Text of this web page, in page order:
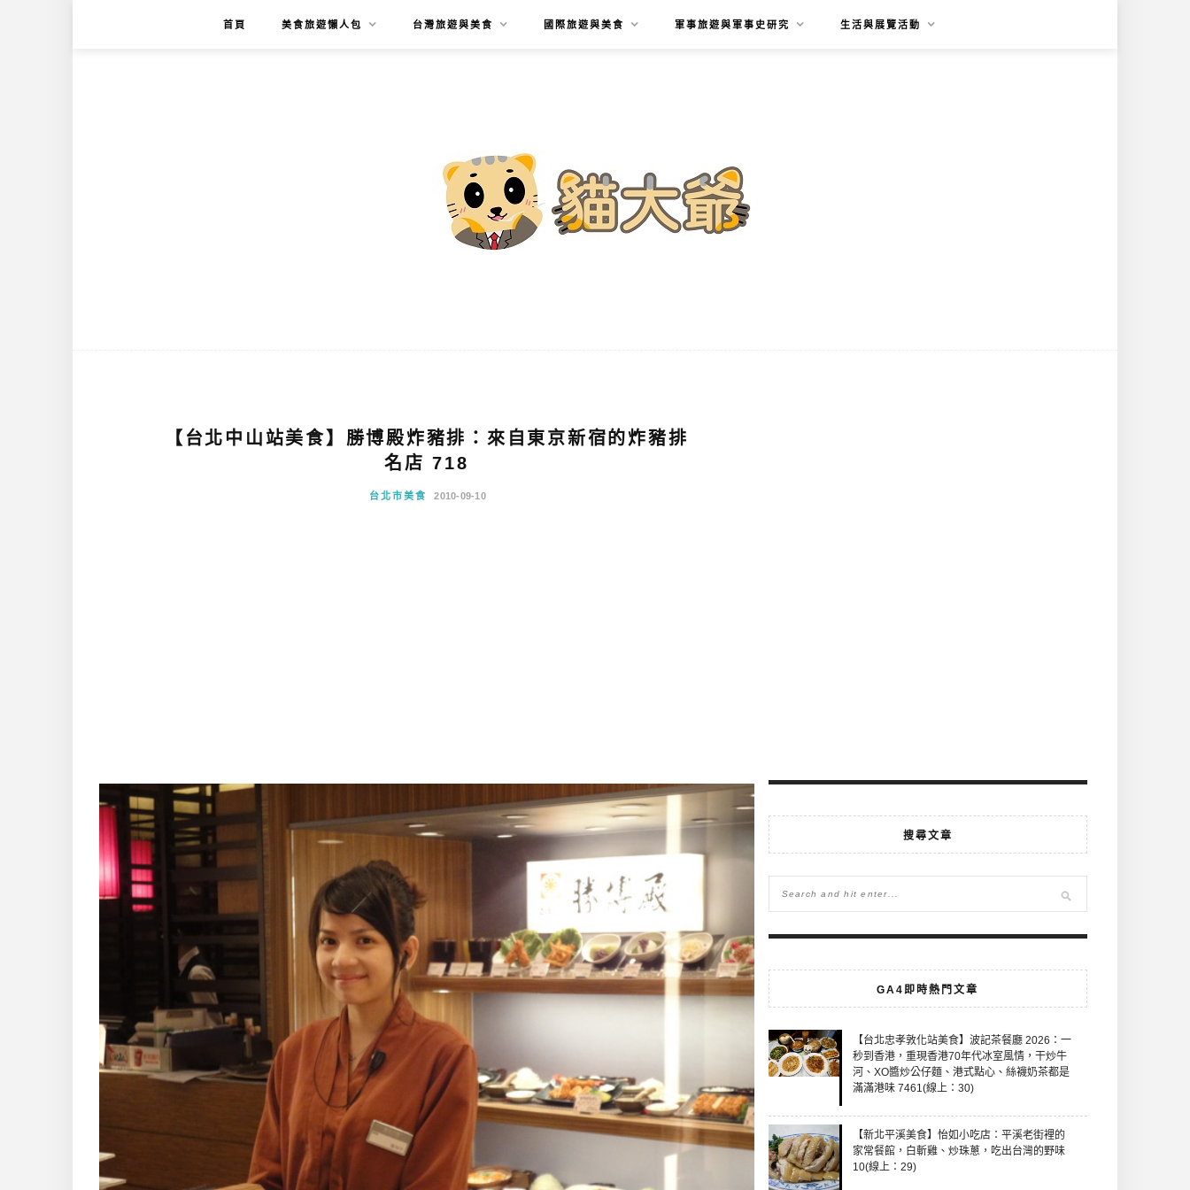
首頁 美食旅遊懶人包 台灣旅遊與美食 國際旅遊與美食 軍事旅遊與軍事史研究 生活與展覽活動
【台北中山站美食】勝博殿炸豬排：來自東京新宿的炸豬排
名店 718
台北市美食 2010-09-10
搜尋文章
GA4即時熱門文章
【台北忠孝敦化站美食】波記茶餐廳 2026：一
秒到香港，重現香港70年代冰室風情，干炒牛
河、XO醬炒公仔麵、港式點心、絲襪奶茶都是
滿滿港味 7461(線上：30)
【新北平溪美食】怡如小吃店：平溪老街裡的
家常餐館，白斬雞、炒珠蔥，吃出台灣的野味
10(線上：29)